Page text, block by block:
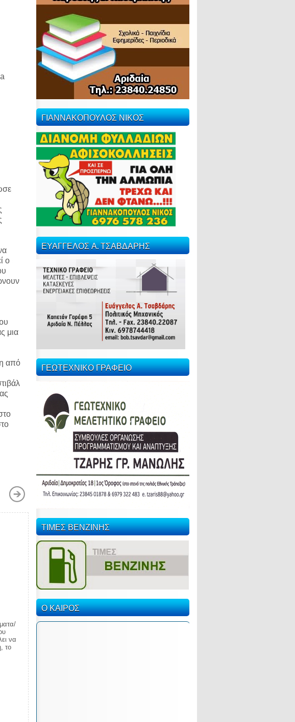
ο
μια
από
να
το
ΓΙΑΝΝΑΚΟΠΟΥΛΟΣ ΝΙΚΟΣ
ΕΥΑΓΓΕΛΟΣ Α. ΤΣΑΒΔΑΡΗΣ
ΓΕΩΤΕΧΝΙΚΟ ΓΡΑΦΕΙΟ
ΤΙΜΕΣ ΒΕΝΖΙΝΗΣ
Ο ΚΑΙΡΟΣ